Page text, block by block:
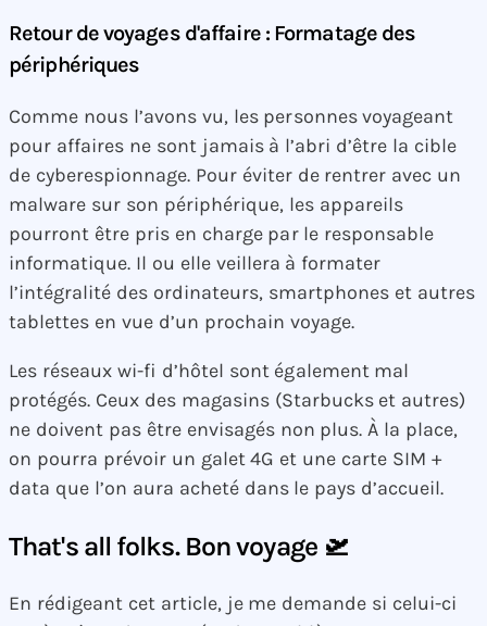
Retour de voyages d'affaire : Formatage des
périphériques
Comme nous l’avons vu, les personnes voyageant
pour affaires ne sont jamais à l’abri d’être la cible
de cyberespionnage. Pour éviter de rentrer avec un
malware sur son périphérique, les appareils
pourront être pris en charge par le responsable
informatique. Il ou elle veillera à formater
l’intégralité des ordinateurs, smartphones et autres
tablettes en vue d’un prochain voyage.
Les réseaux wi-fi d’hôtel sont également mal
protégés. Ceux des magasins (Starbucks et autres)
ne doivent pas être envisagés non plus. À la place,
on pourra prévoir un galet 4G et une carte SIM +
data que l’on aura acheté dans le pays d’accueil.
That's all folks. Bon voyage 🛫
En rédigeant cet article, je me demande si celui-ci